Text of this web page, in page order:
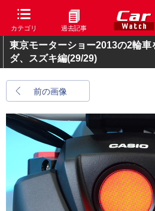
カテゴリ 過去記事
東京モーターショー2013の2輪車
ダ、スズキ編(29/29)
前の画像